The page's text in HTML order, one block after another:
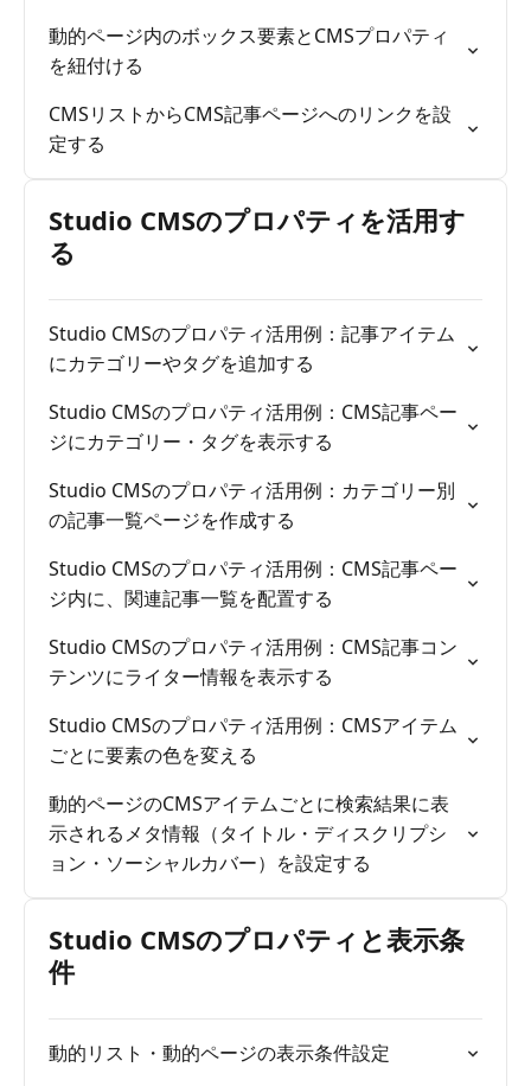
動的ページ内のボックス要素とCMSプロパティ
を紐付ける
CMSリストからCMS記事ページへのリンクを設
定する
Studio CMSのプロパティを活用す
る
Studio CMSのプロパティ活用例：記事アイテム
にカテゴリーやタグを追加する
Studio CMSのプロパティ活用例：CMS記事ペー
ジにカテゴリー・タグを表示する
Studio CMSのプロパティ活用例：カテゴリー別
の記事一覧ページを作成する
Studio CMSのプロパティ活用例：CMS記事ペー
ジ内に、関連記事一覧を配置する
Studio CMSのプロパティ活用例：CMS記事コン
テンツにライター情報を表示する
Studio CMSのプロパティ活用例：CMSアイテム
ごとに要素の色を変える
動的ページのCMSアイテムごとに検索結果に表
示されるメタ情報（タイトル・ディスクリプシ
ョン・ソーシャルカバー）を設定する
Studio CMSのプロパティと表示条
件
動的リスト・動的ページの表示条件設定